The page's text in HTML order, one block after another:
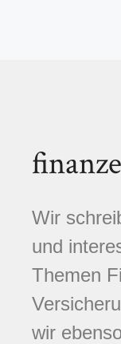
Wir
und
Themen
wir